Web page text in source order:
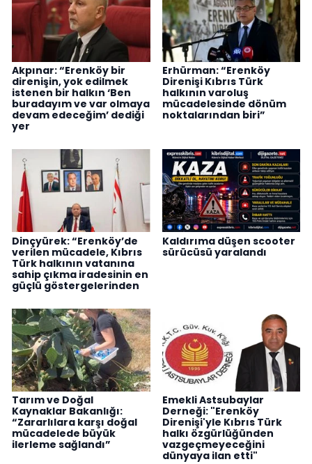
Akpınar: “Erenköy bir
direnişin, yok edilmek
istenen bir halkın ‘Ben
buradayım ve var olmaya
devam edeceğim’ dediği
yer
Erhürman: “Erenköy
Direnişi Kıbrıs Türk
halkının varoluş
mücadelesinde dönüm
noktalarından biri”
Dinçyürek: “Erenköy’de
verilen mücadele, Kıbrıs
Türk halkının vatanına
sahip çıkma iradesinin en
güçlü göstergelerinden
Kaldırıma düşen scooter
sürücüsü yaralandı
Tarım ve Doğal
Kaynaklar Bakanlığı:
“Zararlılara karşı doğal
mücadelede büyük
ilerleme sağlandı”
Emekli Astsubaylar
Derneği: "Erenköy
Direnişi'yle Kıbrıs Türk
halkı özgürlüğünden
vazgeçmeyeceğini
dünyaya ilan etti"